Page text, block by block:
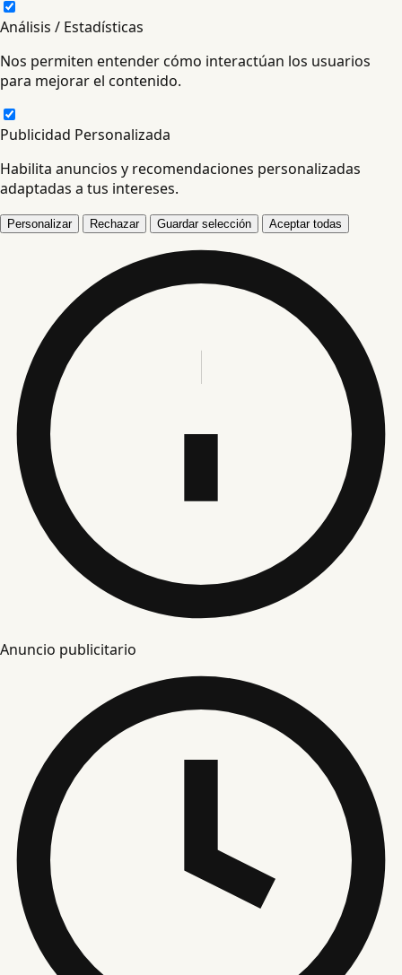
Análisis / Estadísticas
Nos permiten entender cómo interactúan los usuarios
para mejorar el contenido.
Publicidad Personalizada
Habilita anuncios y recomendaciones personalizadas
adaptadas a tus intereses.
Personalizar Rechazar Guardar selección Aceptar todas
Anuncio publicitario